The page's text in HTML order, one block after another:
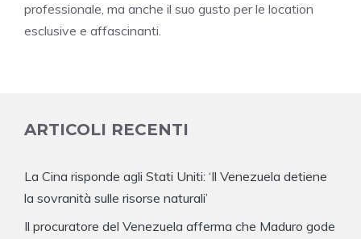
professionale, ma anche il suo gusto per le location
esclusive e affascinanti.
ARTICOLI RECENTI
La Cina risponde agli Stati Uniti: ‘Il Venezuela detiene
la sovranità sulle risorse naturali’
Il procuratore del Venezuela afferma che Maduro gode